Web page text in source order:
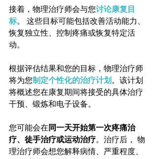
接着，物理治疗师会与您讨论康复目
标。 这些目标可能包括改善活动能力、
恢复独立性、控制疼痛或恢复特定活
动。
根据评估结果和您的目标，物理治疗师
将为您制定个性化的治疗计划 。该计划
将概述您在康复期间将接受的具体治疗
干预、锻炼和电子设备。
您可能会在 同一天开始第一次疼痛治
疗、徒手治疗或运动治疗。治疗后， 物
理治疗师会想您解释病情、严重程度、